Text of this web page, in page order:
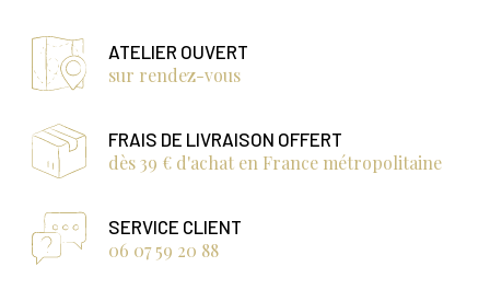
ATELIER OUVERT
sur rendez-vous
FRAIS DE LIVRAISON OFFERT
dès 39 € d'achat en France métropolitaine
SERVICE CLIENT
06 07 59 20 88